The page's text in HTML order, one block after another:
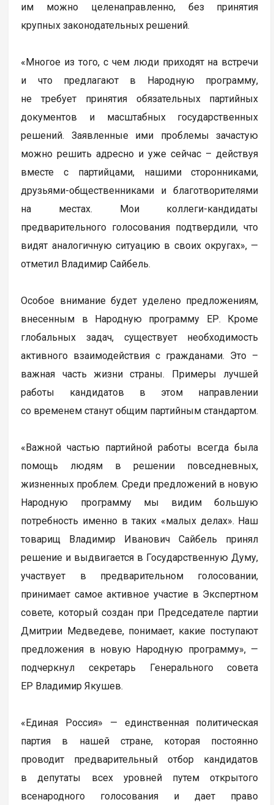
им можно целенаправленно, без принятия
крупных законодательных решений.
«Многое из того, с чем люди приходят на встречи
и что предлагают в Народную программу,
не требует принятия обязательных партийных
документов и масштабных государственных
решений. Заявленные ими проблемы зачастую
можно решить адресно и уже сейчас – действуя
вместе с партийцами, нашими сторонниками,
друзьями-общественниками и благотворителями
на местах. Мои коллеги-кандидаты
предварительного голосования подтвердили, что
видят аналогичную ситуацию в своих округах», —
отметил Владимир Сайбель.
Особое внимание будет уделено предложениям,
внесенным в Народную программу ЕР. Кроме
глобальных задач, существует необходимость
активного взаимодействия с гражданами. Это –
важная часть жизни страны. Примеры лучшей
работы кандидатов в этом направлении
со временем станут общим партийным стандартом.
«Важной частью партийной работы всегда была
помощь людям в решении повседневных,
жизненных проблем. Среди предложений в новую
Народную программу мы видим большую
потребность именно в таких «малых делах». Наш
товарищ Владимир Иванович Сайбель принял
решение и выдвигается в Государственную Думу,
участвует в предварительном голосовании,
принимает самое активное участие в Экспертном
совете, который создан при Председателе партии
Дмитрии Медведеве, понимает, какие поступают
предложения в новую Народную программу», —
подчеркнул секретарь Генерального совета
ЕР Владимир Якушев.
«Единая Россия» — единственная политическая
партия в нашей стране, которая постоянно
проводит предварительный отбор кандидатов
в депутаты всех уровней путем открытого
всенародного голосования и дает право